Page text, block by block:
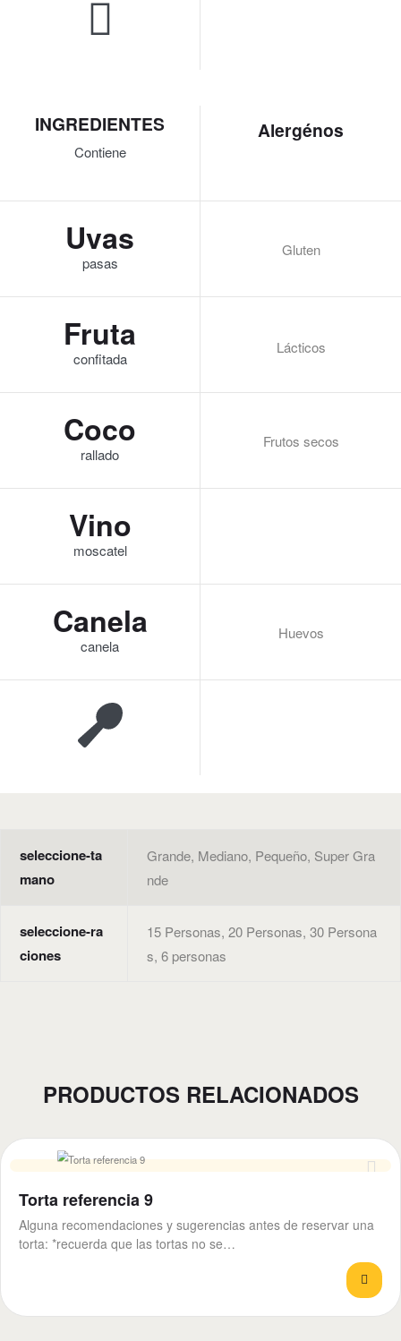
INGREDIENTES
Contiene
Alergénos
Uvas
pasas
Gluten
Fruta
confitada
Lácticos
Coco
rallado
Frutos secos
Vino
moscatel
Canela
canela
Huevos
seleccione-ta
mano
Grande, Mediano, Pequeño, Super Gra
nde
seleccione-ra
ciones
15 Personas, 20 Personas, 30 Persona
s, 6 personas
PRODUCTOS RELACIONADOS
Torta referencia 9
Alguna recomendaciones y sugerencias antes de reservar una
torta: *recuerda que las tortas no se…